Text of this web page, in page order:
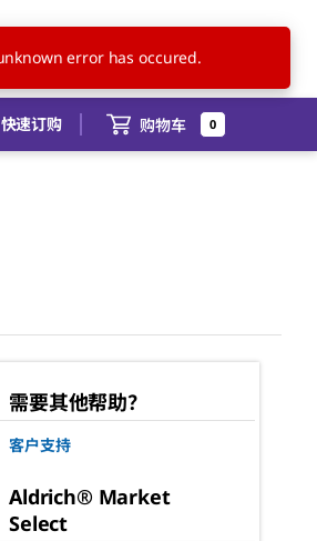
CN ZH
快速订购 购物车 0
需要其他帮助？
客户支持
Aldrich® Market
Select
An unknown error has occured.